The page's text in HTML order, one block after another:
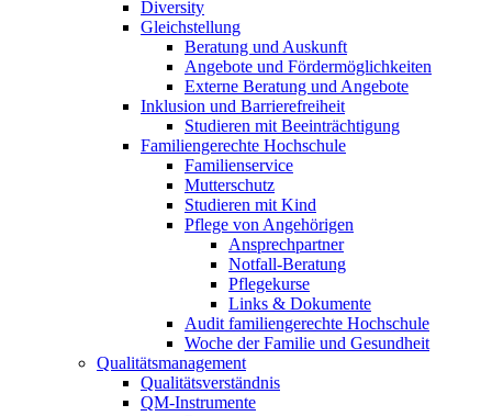
Diversity
Gleichstellung
Beratung und Auskunft
Angebote und Fördermöglichkeiten
Externe Beratung und Angebote
Inklusion und Barrierefreiheit
Studieren mit Beeinträchtigung
Familiengerechte Hochschule
Familienservice
Mutterschutz
Studieren mit Kind
Pflege von Angehörigen
Ansprechpartner
Notfall-Beratung
Pflegekurse
Links & Dokumente
Audit familiengerechte Hochschule
Woche der Familie und Gesundheit
Qualitätsmanagement
Qualitätsverständnis
QM-Instrumente